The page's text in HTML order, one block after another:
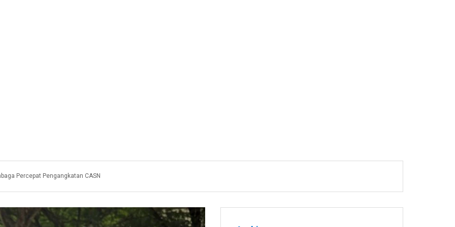
Percepat Pengangkatan CASN